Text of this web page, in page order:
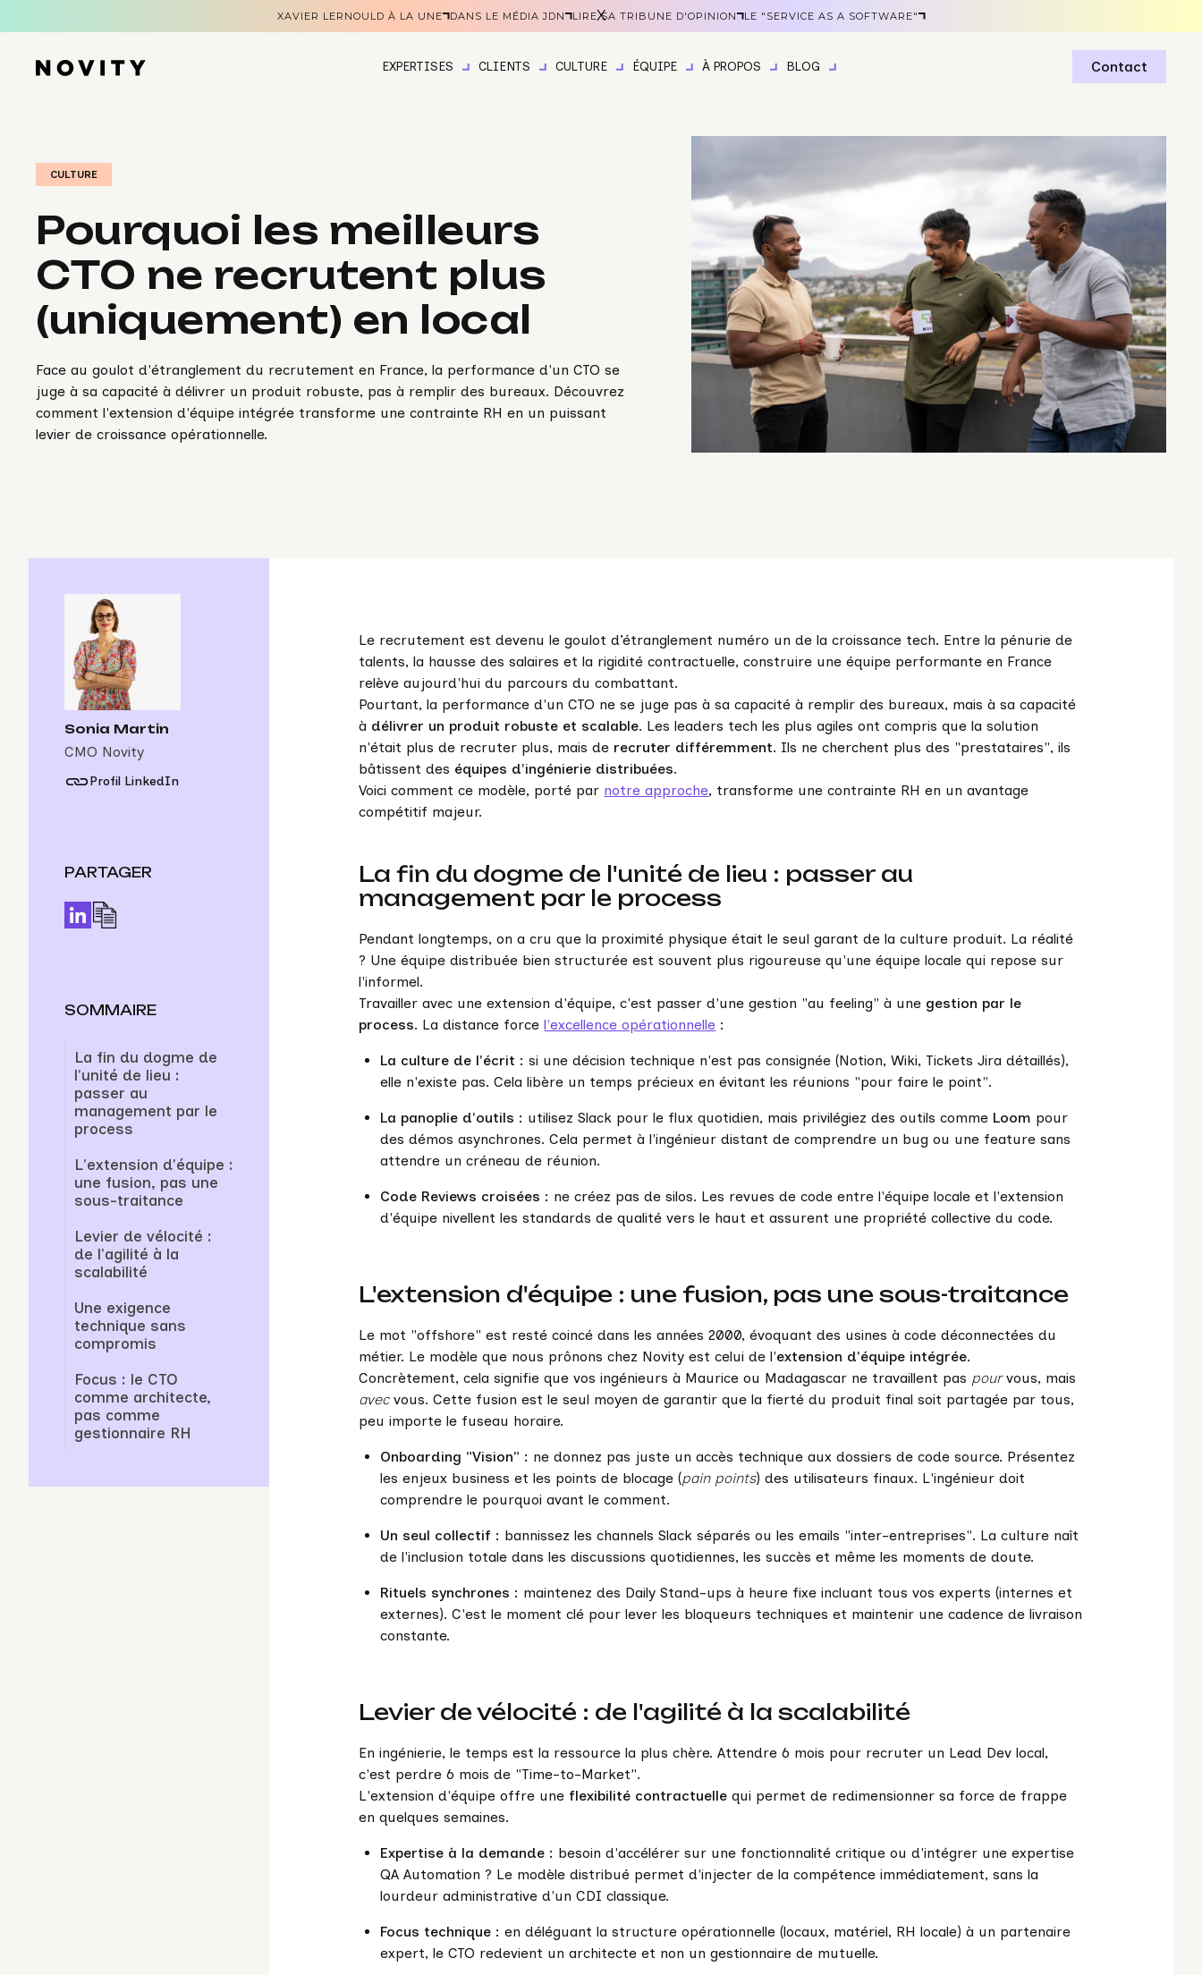
XAVIER LERNOULD À LA UNE DANS LE MÉDIA JDN LIRE SA TRIBUNE D'OPINION LE "SERVICE AS A SOFTWARE"
X
EXPERTISES CLIENTS CULTURE ÉQUIPE À PROPOS BLOG Contact
CULTURE
Pourquoi les meilleurs
CTO ne recrutent plus
(uniquement) en local
Face au goulot d'étranglement du recrutement en France, la performance d'un CTO se
juge à sa capacité à délivrer un produit robuste, pas à remplir des bureaux. Découvrez
comment l'extension d'équipe intégrée transforme une contrainte RH en un puissant
levier de croissance opérationnelle.
Sonia Martin
CMO Novity
Profil LinkedIn
PARTAGER
SOMMAIRE
La fin du dogme de
l'unité de lieu :
passer au
management par le
process
L'extension d'équipe :
une fusion, pas une
sous-traitance
Levier de vélocité :
de l'agilité à la
scalabilité
Une exigence
technique sans
compromis
Focus : le CTO
comme architecte,
pas comme
gestionnaire RH
Le recrutement est devenu le goulot d’étranglement numéro un de la croissance tech. Entre la pénurie de
talents, la hausse des salaires et la rigidité contractuelle, construire une équipe performante en France
relève aujourd'hui du parcours du combattant.
Pourtant, la performance d'un CTO ne se juge pas à sa capacité à remplir des bureaux, mais à sa capacité
à délivrer un produit robuste et scalable. Les leaders tech les plus agiles ont compris que la solution
n'était plus de recruter plus, mais de recruter différemment. Ils ne cherchent plus des "prestataires", ils
bâtissent des équipes d'ingénierie distribuées.
Voici comment ce modèle, porté par notre approche, transforme une contrainte RH en un avantage
compétitif majeur.
La fin du dogme de l'unité de lieu : passer au
management par le process
Pendant longtemps, on a cru que la proximité physique était le seul garant de la culture produit. La réalité
? Une équipe distribuée bien structurée est souvent plus rigoureuse qu'une équipe locale qui repose sur
l'informel.
Travailler avec une extension d'équipe, c'est passer d'une gestion "au feeling" à une gestion par le
process. La distance forcel'excellence opérationnelle :
La culture de l'écrit : si une décision technique n'est pas consignée (Notion, Wiki, Tickets Jira détaillés),
elle n'existe pas. Cela libère un temps précieux en évitant les réunions "pour faire le point".
La panoplie d'outils : utilisez Slack pour le flux quotidien, mais privilégiez des outils comme Loom pour
des démos asynchrones. Cela permet à l'ingénieur distant de comprendre un bug ou une feature sans
attendre un créneau de réunion.
Code Reviews croisées : ne créez pas de silos. Les revues de code entre l'équipe locale et l'extension
d'équipe nivellent les standards de qualité vers le haut et assurent une propriété collective du code.
L'extension d'équipe : une fusion, pas une sous-traitance
Le mot "offshore" est resté coincé dans les années 2000, évoquant des usines à code déconnectées du
métier. Le modèle que nous prônons chez Novity est celui de l'extension d'équipe intégrée.
Concrètement, cela signifie que vos ingénieurs à Maurice ou Madagascar ne travaillent pas pourvous, mais
avecvous. Cette fusion est le seul moyen de garantir que la fierté du produit final soit partagée par tous,
peu importe le fuseau horaire.
Onboarding "Vision" : ne donnez pas juste un accès technique aux dossiers de code source. Présentez
les enjeux business et les points de blocage (pain points) des utilisateurs finaux. L'ingénieur doit
comprendre le pourquoi avant le comment.
Un seul collectif : bannissez les channels Slack séparés ou les emails "inter-entreprises". La culture naît
de l'inclusion totale dans les discussions quotidiennes, les succès et même les moments de doute.
Rituels synchrones : maintenez des Daily Stand-ups à heure fixe incluant tous vos experts (internes et
externes). C'est le moment clé pour lever les bloqueurs techniques et maintenir une cadence de livraison
constante.
Levier de vélocité : de l'agilité à la scalabilité
En ingénierie, le temps est la ressource la plus chère. Attendre 6 mois pour recruter un Lead Dev local,
c'est perdre 6 mois de "Time-to-Market".
L'extension d'équipe offre une flexibilité contractuelle qui permet de redimensionner sa force de frappe
en quelques semaines.
Expertise à la demande : besoin d'accélérer sur une fonctionnalité critique ou d'intégrer une expertise
QA Automation ? Le modèle distribué permet d'injecter de la compétence immédiatement, sans la
lourdeur administrative d'un CDI classique.
Focus technique : en déléguant la structure opérationnelle (locaux, matériel, RH locale) à un partenaire
expert, le CTO redevient un architecte et non un gestionnaire de mutuelle.